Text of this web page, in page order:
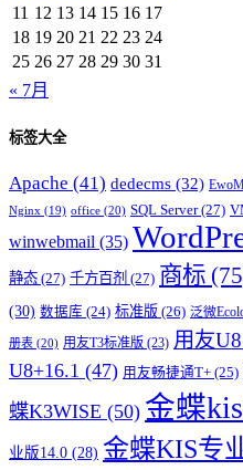
11 12 13 14 15 16 17
18 19 20 21 22 23 24
25 26 27 28 29 30 31
« 7月
标签大全
Apache (41) dedecms (32)
Nginx (19) office (20) SQL Server(27)
winwebmail (35)
静态 (27) 千方百剂 (27) 商标
(30) 数据库 (24) 标准版 (26) 泛微
册表 (20) 用友T3标准版 (23) 用友U8
U8+16.1 (47) 用友畅捷通T+ (25)
蝶K3WISE (50) 金蝶
业版14.0 (28) 金蝶KIS专